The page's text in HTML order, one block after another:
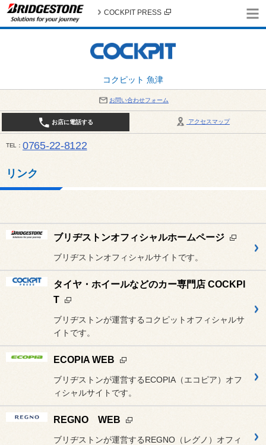
コクピット 魚津
COCKPIT PRESS
お問い合わせフォーム
アクセスマップ
お店に電話する
TEL 0765-22-8122
リンク
ブリヂストンオフィシャルホームページ
ブリヂストンオフィシャルサイトです。
タイヤ・ホイールなどのカー専門店 COCKPI
T
ブリヂストンが運営するコクピットオフィシャルサ
イトです。
ECOPIA WEB
ブリヂストンが運営するECOPIA（エコピア）オフ
ィシャルサイトです。
REGNO WEB
ブリヂストンが運営するREGNO（レグノ）オフィ